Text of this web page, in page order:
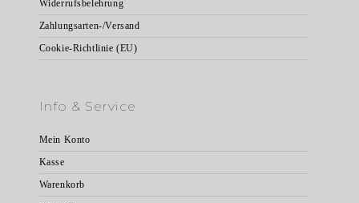
Widerrufsbelehrung
Zahlungsarten-/Versand
Cookie-Richtlinie (EU)
Info & Service
Mein Konto
Kasse
Warenkorb